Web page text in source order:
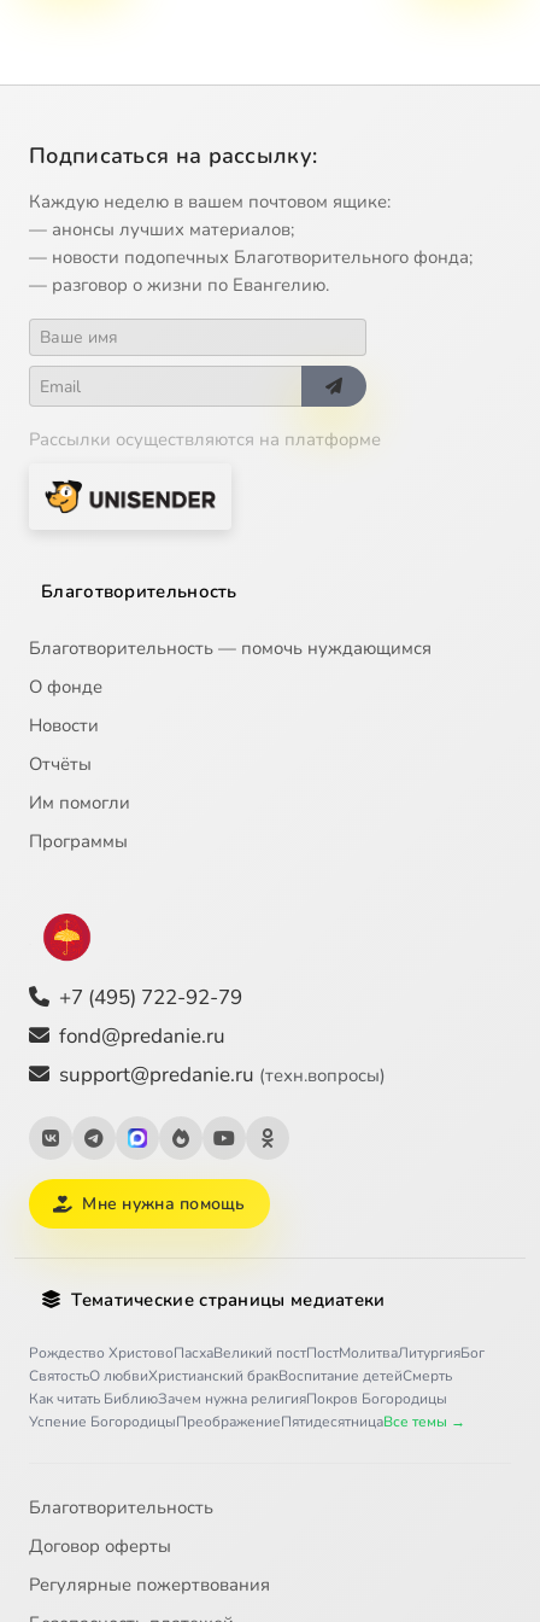
Подписаться на рассылку:
Каждую неделю в вашем почтовом ящике:
— анонсы лучших материалов;
— новости подопечных Благотворительного фонда;
— разговор о жизни по Евангелию.
Рассылки осуществляются на платформе
Благотворительность
Благотворительность — помочь нуждающимся
О фонде
Новости
Отчёты
Им помогли
Программы
+7 (495) 722-92-79
fond@predanie.ru
support@predanie.ru (техн.вопросы)
Мне нужна помощь
Тематические страницы медиатеки
Рождество ХристовоПасхаВеликий постПостМолитваЛитургияБог
СвятостьО любвиХристианский бракВоспитание детейСмерть
Как читать БиблиюЗачем нужна религияПокров Богородицы
Успение БогородицыПреображениеПятидесятницаВсе темы →
Благотворительность
Договор оферты
Регулярные пожертвования